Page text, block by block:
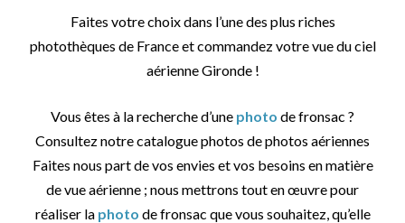
Faites votre choix dans l’une des plus riches
photothèques de France et commandez votre vue du ciel
aérienne Gironde !
Vous êtes à la recherche d’une photo de fronsac ?
Consultez notre catalogue photos de photos aériennes
Faites nous part de vos envies et vos besoins en matière
de vue aérienne ; nous mettrons tout en œuvre pour
réaliser la photo de fronsac que vous souhaitez, qu’elle